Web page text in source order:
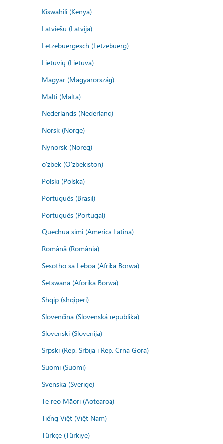
Kiswahili (Kenya)
Latviešu (Latvija)
Lëtzebuergesch (Lëtzebuerg)
Lietuvių (Lietuva)
Magyar (Magyarország)
Malti (Malta)
Nederlands (Nederland)
Norsk (Norge)
Nynorsk (Noreg)
o'zbek (O'zbekiston)
Polski (Polska)
Português (Brasil)
Português (Portugal)
Quechua simi (America Latina)
Română (România)
Sesotho sa Leboa (Afrika Borwa)
Setswana (Aforika Borwa)
Shqip (shqipëri)
Slovenčina (Slovenská republika)
Slovenski (Slovenija)
Srpski (Rep. Srbija i Rep. Crna Gora)
Suomi (Suomi)
Svenska (Sverige)
Te reo Māori (Aotearoa)
Tiếng Việt (Việt Nam)
Türkçe (Türkiye)